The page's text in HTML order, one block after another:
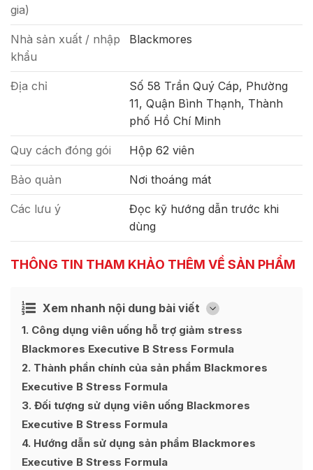
gia)
Nhà sản xuất / nhập
khẩu
Blackmores
Địa chỉ
Số 58 Trần Quý Cáp, Phường
11, Quận Bình Thạnh, Thành
phố Hồ Chí Minh
Quy cách đóng gói Hộp 62 viên
Bảo quản Nơi thoáng mát
Các lưu ý
Đọc kỹ hướng dẫn trước khi
dùng
THÔNG TIN THAM KHẢO THÊM VỀ SẢN PHẨM
Xem nhanh nội dung bài viết [
Ẩn
1 Công dụng viên uống hỗ trợ giảm stress
Blackmores Executive B Stress Formula
2 Thành phần chính của sản phẩm Blackmores
Executive B Stress Formula
3 Đối tượng sử dụng viên uống Blackmores
Executive B Stress Formula
4 Hướng dẫn sử dụng sản phẩm Blackmores
Executive B Stress Formula